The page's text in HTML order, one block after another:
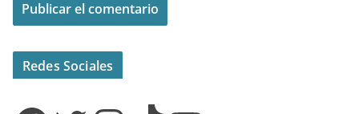
Redes Sociales